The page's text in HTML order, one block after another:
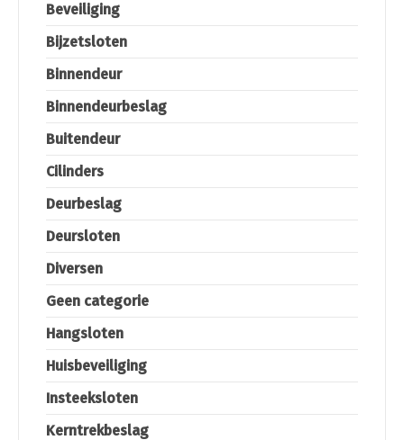
Beveiliging
Bijzetsloten
Binnendeur
Binnendeurbeslag
Buitendeur
Cilinders
Deurbeslag
Deursloten
Diversen
Geen categorie
Hangsloten
Huisbeveiliging
Insteeksloten
Kerntrekbeslag